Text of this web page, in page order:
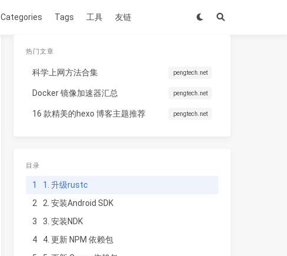
Categories Tags 工具 友链
热门文章
科学上网方法合集 pengtech.net
Docker 镜像加速器汇总 pengtech.net
16 款精美的hexo 博客主题推荐 pengtech.net
目录
1
1. 升级rustc
2
2. 安装Android SDK
3
3. 安装NDK
4
4. 更新 NPM 依赖包